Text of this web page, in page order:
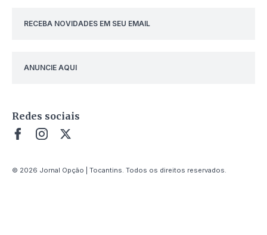
RECEBA NOVIDADES EM SEU EMAIL
ANUNCIE AQUI
Redes sociais
© 2026 Jornal Opção | Tocantins. Todos os direitos reservados.